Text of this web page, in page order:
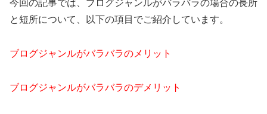
今回の記事では、ブログジャンルがバラバラの場合の長所
と短所について、以下の項目でご紹介しています。
ブログジャンルがバラバラのメリット
ブログジャンルがバラバラのデメリット